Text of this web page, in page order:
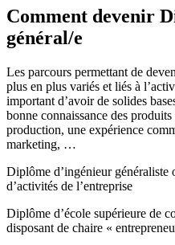
Comment devenir
général/e
Les parcours permettant de
plus en plus variés et liés à
important d’avoir de solides
bonne connaissance des
production, une expérience
marketing, …
Diplôme d’ingénieur généraliste
d’activités de l’entreprise
Diplôme d’école supérieure de
disposant de chaire «